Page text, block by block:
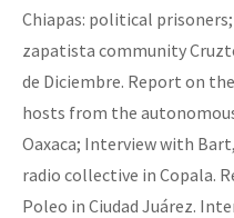
Chiapas: political
zapatista community
de Diciembre. Report on
hosts from the
Oaxaca; Interview with
radio collective in Copala.
Poleo in Ciudad Juárez.